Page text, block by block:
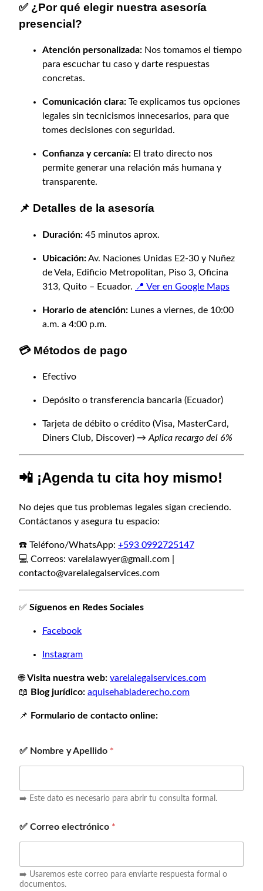
,
9
.
.
c
i
✅ ¿Por qué elegir nuestra asesoría
presencial?
Atención personalizada: Nos tomamos el tiempo
para escuchar tu caso y darte respuestas
concretas.
Comunicación clara: Te explicamos tus opciones
legales sin tecnicismos innecesarios, para que
tomes decisiones con seguridad.
Confianza y cercanía: El trato directo nos
permite generar una relación más humana y
transparente.
📌 Detalles de la asesoría
Duración: 45 minutos aprox.
Ubicación:Av. Naciones Unidas E2-30 y Nuñez
de Vela, Edificio Metropolitan, Piso 3, Oficina
313, Quito – Ecuador. 📍 Ver en Google Maps
Horario de atención: Lunes a viernes, de 10:00
a.m. a 4:00 p.m.
💳 Métodos de pago
Efectivo
Depósito o transferencia bancaria (Ecuador)
Tarjeta de débito o crédito (Visa, MasterCard,
Diners Club, Discover) →Aplica recargo del 6%
📲 ¡Agenda tu cita hoy mismo!
No dejes que tus problemas legales sigan creciendo.
Contáctanos y asegura tu espacio:
☎️ Teléfono/WhatsApp: +593 0992725147
💻 Correos: varelalawyer@gmail.com
contacto@varelalegalservices.com
✅ Síguenos en Redes Sociales
Facebook
Instagram
🌐Visita nuestra web: varelalegalservices.com
📖 Blog jurídico: aquisehabladerecho.com
📌 Formulario de contacto online:
✅ Nombre y Apellido *
➡️ Este dato es necesario para abrir tu consulta formal.
✅ Correo electrónico *
➡️ Usaremos este correo para enviarte respuesta formal o
documentos.